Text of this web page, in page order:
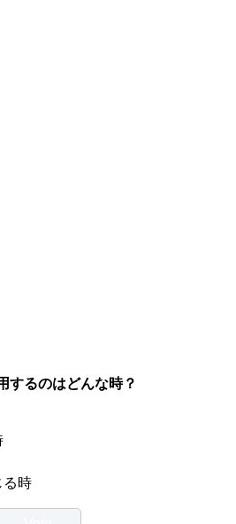
するのはどんな時？
る時